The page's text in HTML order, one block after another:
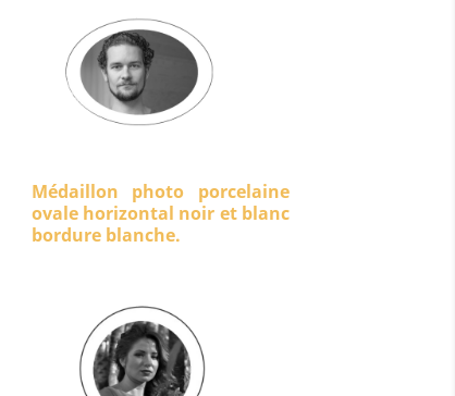
Médaillon photo porcelaine
ovale horizontal noir et blanc
bordure blanche.